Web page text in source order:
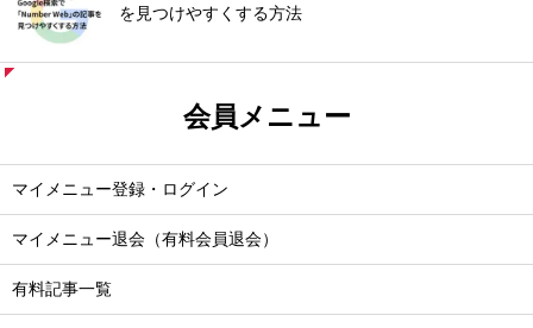
を見つけやすくする方法
会員メニュー
マイメニュー登録・ログイン
マイメニュー退会（有料会員退会）
有料記事一覧